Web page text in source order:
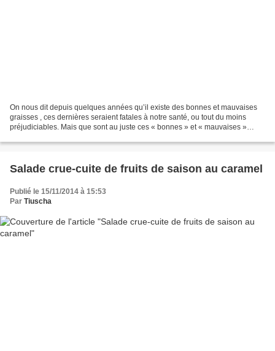
On nous dit depuis quelques années qu’il existe des bonnes et mauvaises
graisses , ces dernières seraient fatales à notre santé, ou tout du moins
préjudiciables. Mais que sont au juste ces « bonnes » et « mauvaises »
Salade crue-cuite de fruits de saison au caramel
Publié le 15/11/2014 à 15:53
Par Tiuscha